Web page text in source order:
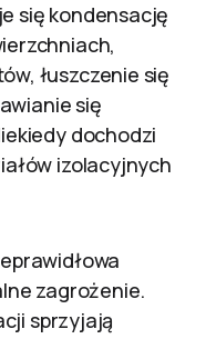
się kondensację
łuszczenie się
się
dochodzi
izolacyjnych
zagrożenie.
sprzyjają